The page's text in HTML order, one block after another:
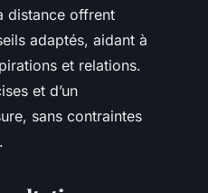
lecture
distance offrent
adaptés, aidant à
et relations.
et d’un
sans contraintes